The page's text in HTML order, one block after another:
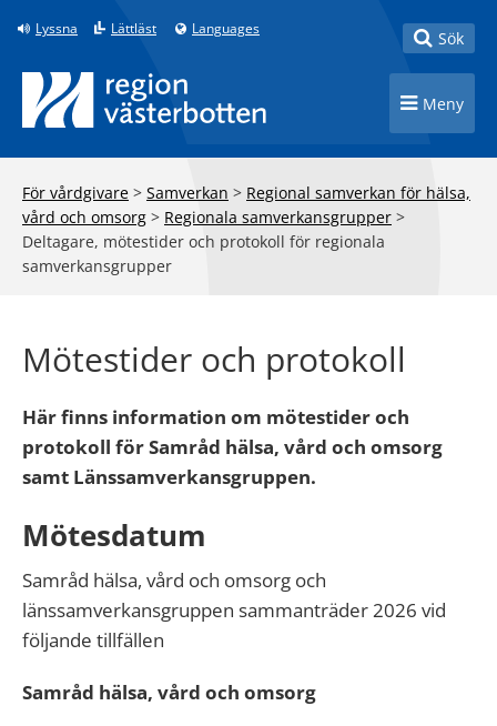
Till innehåll på sidan
Lyssna Lättläst Languages Toggle
Sök
Toggle
Meny
För vårdgivare > Samverkan > Regional samverkan för hälsa,
vård och omsorg > Regionala samverkansgrupper >
Deltagare, mötestider och protokoll för regionala
samverkansgrupper
Mötestider och protokoll
Här finns information om mötestider och
protokoll för Samråd hälsa, vård och omsorg
samt Länssamverkansgruppen.
Mötesdatum
Samråd hälsa, vård och omsorg och
länssamverkansgruppen sammanträder 2026 vid
följande tillfällen
Samråd hälsa, vård och omsorg